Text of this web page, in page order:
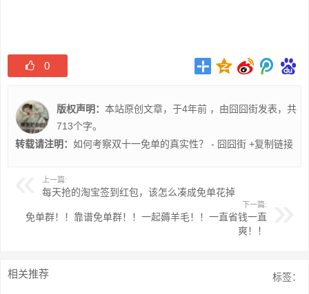
0
版权声明： 本站原创文章，于4年前 ，由囧囧街发表，共
713个字。
转载请注明： 如何考察双十一免单的真实性？ - 囧囧街 +复制链接
上一篇:
每天抢的淘宝签到红包，该怎么凑成免单花掉
下一篇:
免单群！！靠谱免单群！！一起薅羊毛！！一直省钱一直
爽！！
相关推荐 标签：